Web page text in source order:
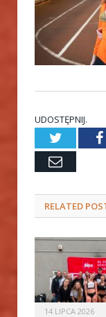
UDOSTĘPNIJ.
Twitter
Email
RELATED
14 LIPCA 2026